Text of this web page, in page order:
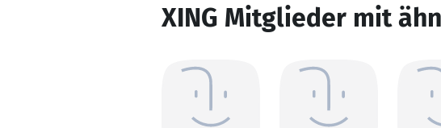
XING Mitglieder mit